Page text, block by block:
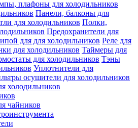
плафоны для холодильников
Панели, балконы для
для холодильников Полки,
Предохранители для
для для холодильников Реле для
для холодильников Таймеры для
для холодильников Тэны
Уплотнители для
осушители для холодильников
холодильников
чайников